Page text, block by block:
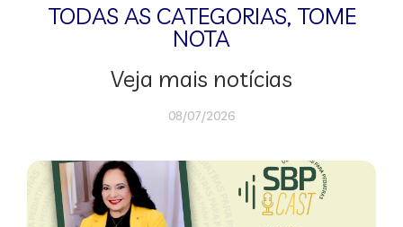
TODAS AS CATEGORIAS, TOME
NOTA
Veja mais notícias
08/07/2026